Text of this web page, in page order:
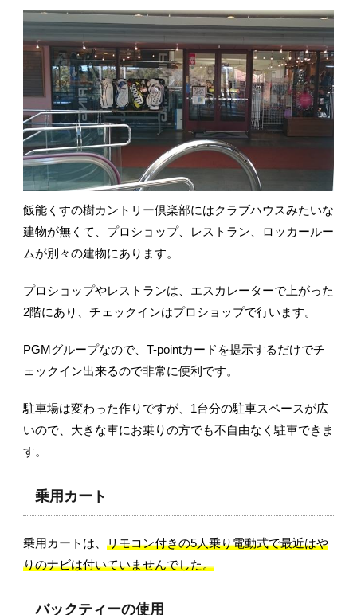
飯能くすの樹カントリー倶楽部にはクラブハウスみたいな
建物が無くて、プロショップ、レストラン、ロッカールー
ムが別々の建物にあります。
プロショップやレストランは、エスカレーターで上がった
2階にあり、チェックインはプロショップで行います。
PGMグループなので、T-pointカードを提示するだけでチ
ェックイン出来るので非常に便利です。
駐車場は変わった作りですが、1台分の駐車スペースが広
いので、大きな車にお乗りの方でも不自由なく駐車できま
す。
乗用カート
乗用カートは、 リモコン付きの5人乗り電動式で最近はや
りのナビは付いていませんでした。
バックティーの使用